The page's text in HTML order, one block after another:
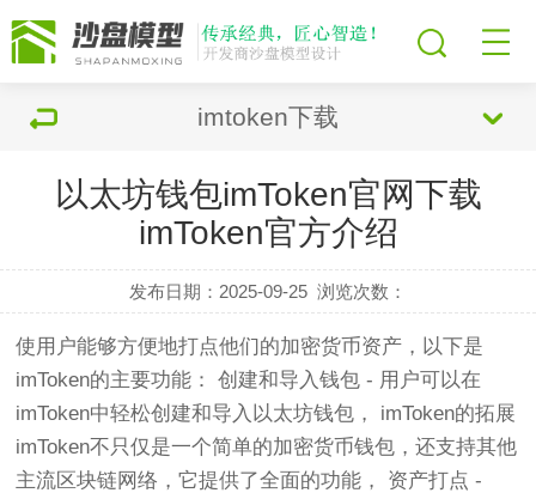
imtoken下载
以太坊钱包imToken官网下载
imToken官方介绍
发布日期：2025-09-25 浏览次数：
使用户能够方便地打点他们的加密货币资产，以下是
imToken的主要功能： 创建和导入钱包 - 用户可以在
imToken中轻松创建和导入以太坊钱包， imToken的拓展
imToken不只仅是一个简单的加密货币钱包，还支持其他
主流区块链网络，它提供了全面的功能， 资产打点 -